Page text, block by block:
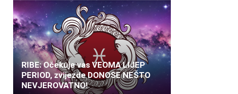
RIBE: Očekuje vas VEOMA LIJEP
PERIOD, zvijezde DONOSE NEŠTO
NEVJEROVATNO!